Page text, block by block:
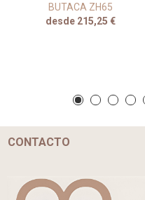
BUTACA ZH65
desde 215,25 €
CONTACTO